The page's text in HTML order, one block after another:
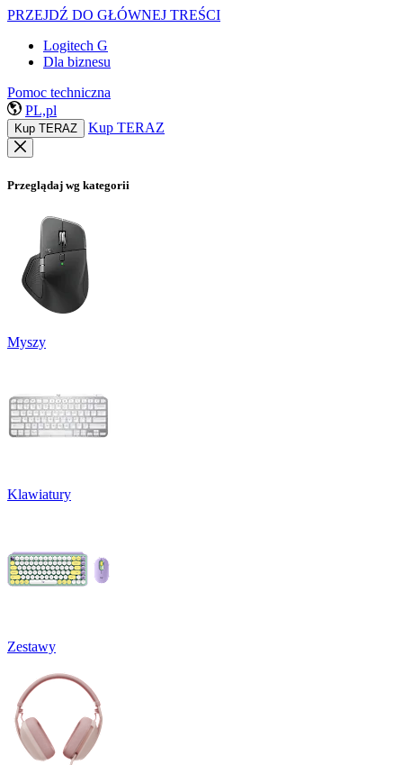
PRZEJDŹ DO GŁÓWNEJ TREŚCI
Logitech G
Dla biznesu
Pomoc techniczna
PL,pl
Kup TERAZ Kup TERAZ
Przeglądaj wg kategorii
Myszy
Klawiatury
Zestawy